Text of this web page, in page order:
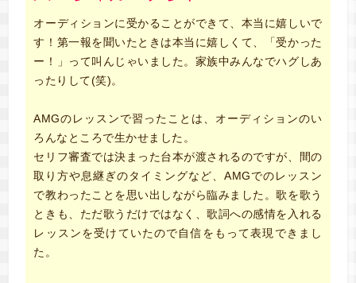
オーディションに受かることができて、本当に嬉しいで
す！第一報を聞いたときは本当に嬉しくて、「受かった
ー！」って叫んじゃいました。家族中みんなでハグしあ
ったりして(笑)。
AMGのレッスンで習ったことは、オーディションのい
ろんなところで生かせました。
セリフ審査では決まった台本が渡されるのですが、間の
取り方や息継ぎのタイミングなど、AMGでのレッスン
で教わったことを思い出しながら臨みました。歌を歌う
ときも、ただ歌うだけではなく、歌詞への感情を入れる
レッスンを受けていたので自信をもって表現できまし
た。